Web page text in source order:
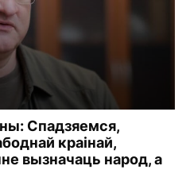
Спадзяемся,
краінай,
вызначаць народ, а